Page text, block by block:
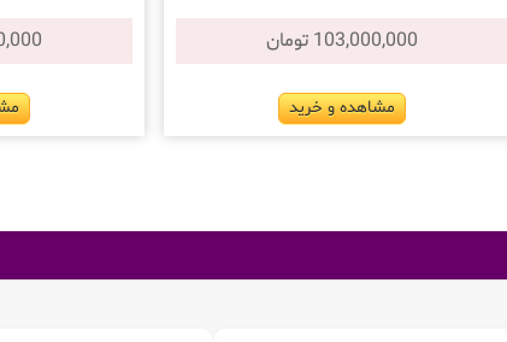
103,000,000 تومان
مشاهده و خرید